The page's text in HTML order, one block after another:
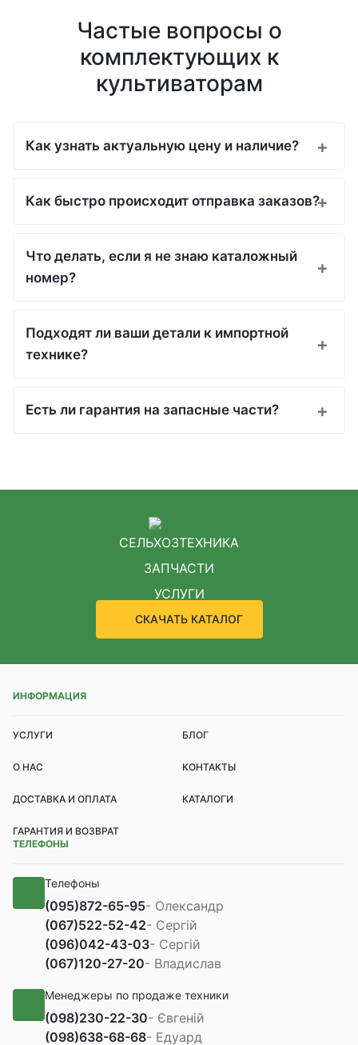
Частые вопросы о
комплектующих к
культиваторам
Как узнать актуальную цену и наличие?
Как быстро происходит отправка заказов?
Что делать, если я не знаю каталожный
номер?
Подходят ли ваши детали к импортной
технике?
Есть ли гарантия на запасные части?
СЕЛЬХОЗТЕХНИКА
ЗАПЧАСТИ
УСЛУГИ
СКАЧАТЬ КАТАЛОГ
ИНФОРМАЦИЯ
УСЛУГИ БЛОГ
О НАС КОНТАКТЫ
ДОСТАВКА И ОПЛАТА КАТАЛОГИ
ГАРАНТИЯ И ВОЗВРАТ
ТЕЛЕФОНЫ
Телефоны
(095)872-65-95- Олександр
(067)522-52-42- Сергій
(096)042-43-03- Сергій
(067)120-27-20- Владислав
Менеджеры по продаже техники
(098)230-22-30- Євгеній
(098)638-68-68- Едуард